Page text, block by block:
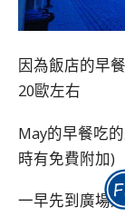
因為飯店的早
20歐左右
May的早餐吃
時有免費附加)
一早先到廣場